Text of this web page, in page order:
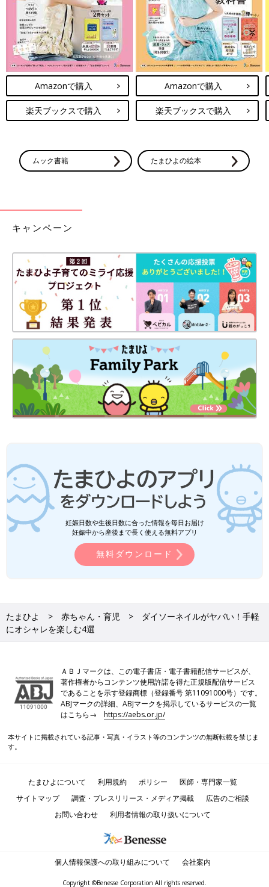
Amazonで購入
楽天ブックスで購入
Amazonで購入
楽天ブックスで購入
ムック書籍 たまひよの絵本
キャンペーン
妊娠日数や生後日数に合った情報を毎日お届け
妊娠中から産後まで長く使える無料アプリ
無料ダウンロード
たまひよ 赤ちゃん・育児
ダイソーネイルがヤバい！手軽
にオシャレを楽しむ4選
ＡＢＪマークは、この電子書店・電子書籍配信サービスが、
著作権者からコンテンツ使用許諾を得た正規版配信サービス
であることを示す登録商標（登録番号 第11091000号）です。
ABJマークの詳細、ABJマークを掲示しているサービスの一覧
はこちら→https://aebs.or.jp/
本サイトに掲載されている記事・写真・イラスト等のコンテンツの無断転載を禁じま
す。
たまひよについて 利用規約 ポリシー
医師・専門家一覧
サイトマップ
調査・プレスリリース・メディア掲載
広告のご相談
お問い合わせ
利用者情報の取り扱いについて
個人情報保護への取り組みについて 会社案内
Copyright ©Benesse Corporation All rights reserved.